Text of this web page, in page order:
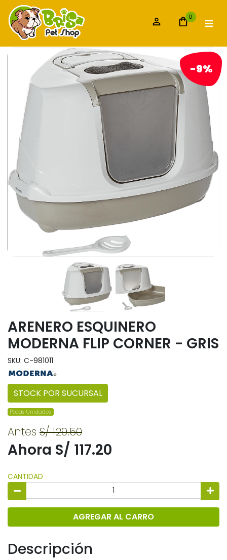
0
-9%
ARENERO ESQUINERO
MODERNA FLIP CORNER - GRIS
SKU: C-981011
STOCK POR SUCURSAL
Pocas Unidades.
Antes S/ 129.50
Ahora S/ 117.20
CANTIDAD
AGREGAR AL CARRO
Descripción